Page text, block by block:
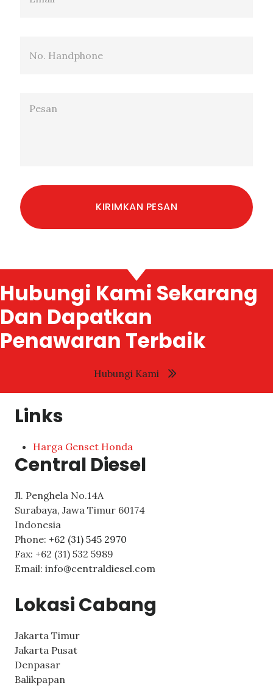
Hubungi Kami Sekarang
Dan Dapatkan
Penawaran Terbaik
Hubungi Kami
Links
Harga Genset Honda
Central Diesel
Jl. Penghela No.14A
Surabaya, Jawa Timur 60174
Indonesia
Phone: +62 (31) 545 2970
Fax: +62 (31) 532 5989
Email: info@centraldiesel.com
Lokasi Cabang
Jakarta Timur
Jakarta Pusat
Denpasar
Balikpapan